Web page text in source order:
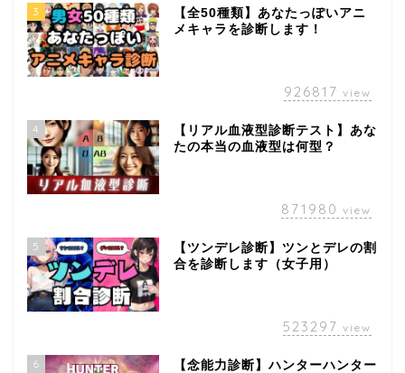
3
【全50種類】あなたっぽいアニ
メキャラを診断します！
926817 view
4
【リアル血液型診断テスト】あな
たの本当の血液型は何型？
871980 view
5
【ツンデレ診断】ツンとデレの割
合を診断します（女子用）
523297 view
6
【念能力診断】ハンターハンター